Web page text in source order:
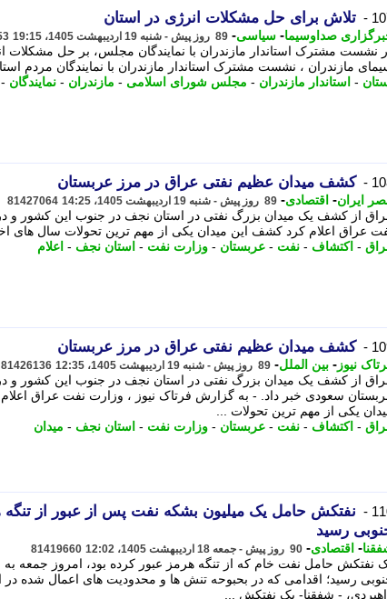
تلاش برای حل مشکلات انرژی در استان
صداوسیما- سیاسی- 89 روز پیش - شنبه 19 اردیبهشت 1405، 19:15
نشست مشترک استاندار مازندران با نمایندگان مجلس، بر حل مشکلات
مازندران ، نشست مشترک استاندار مازندران با نمایندگان مردم
- استاندار مازندران - مجلس شورای اسلامی - مازندران - نمایندگان -
کشف میدان عظیم نفتی عراق در مرز عربستان
ایران- اقتصادی- 89 روز پیش - شنبه 19 اردیبهشت 1405، 14:25 81427064
از کشف یک میدان بزرگ نفتی در استان نجف در جنوب این کشور و
عراق اعلام کرد کشف این میدان یکی از مهم ترین تحولات سال های
- اکتشاف - نفت - عربستان - وزارت نفت - استان نجف - اعلام
کشف میدان عظیم نفتی عراق در مرز عربستان
نیوز - بین الملل- 89 روز پیش - شنبه 19 اردیبهشت 1405، 12:35 81426136
از کشف یک میدان بزرگ نفتی در استان نجف در جنوب این کشور و
سعودی خبر داد. - به گزارش فرتاک نیوز ، وزارت نفت عراق
یکی از مهم ترین تحولات ...
- اکتشاف - نفت - عربستان - وزارت نفت - استان نجف - میدان
نفتکش حامل یک میلیون بشکه نفت پس از عبور از تنگه
رسید
- اقتصادی- 90 روز پیش - جمعه 18 اردیبهشت 1405، 12:02 81419660
نفتکش حامل نفت خام که از تنگه هرمز عبور کرده بود، امروز جمعه
رسید؛ اقدامی که در بحبوحه تنش ها و محدودیت های اعمال شده در
- شفقنا- یک نفتکش ...